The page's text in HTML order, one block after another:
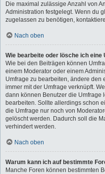
Die maximal zulässige Anzahl von
Administration festgelegt. Wenn du
zugelassen zu benötigen,
Nach oben
Wie bearbeite oder lösche ich eine
Wie bei den Beiträgen können
einem Moderator oder einem
Umfrage zu bearbeiten, ändere den
immer mit der Umfrage verknüpft.
dann können Benutzer die Umfrage
bearbeiten. Sollte allerdings schon
die Umfrage nur noch von
gelöscht werden. Dadurch soll die
verhindert werden.
Nach oben
Warum kann ich auf bestimmte
Manche Foren können bestimmten